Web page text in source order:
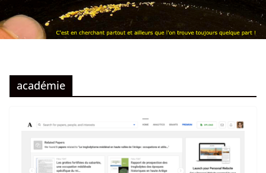
académie